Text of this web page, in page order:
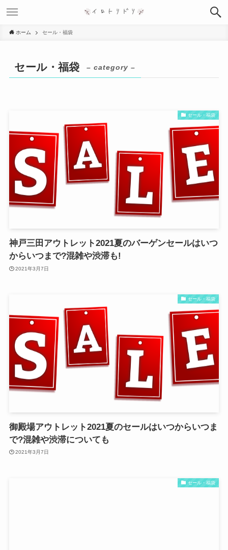
ホーム セール・福袋
セール・福袋 – category –
セール・福袋
神戸三田アウトレット2021夏のバーゲンセールはいつ
からいつまで?混雑や渋滞も!
2021年3月7日
セール・福袋
御殿場アウトレット2021夏のセールはいつからいつま
で?混雑や渋滞についても
2021年3月7日
セール・福袋